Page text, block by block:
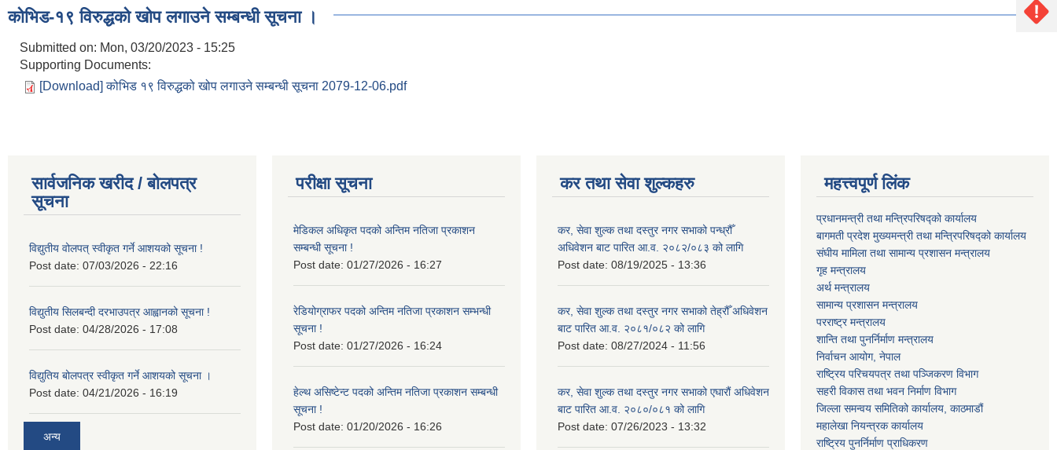
कोभिड-१९ विरुद्धको खोप लगाउने सम्बन्धी सूचना ।
Submitted on: Mon, 03/20/2023 - 15:25
Supporting Documents:
[Download] कोभिड १९ विरुद्धको खोप लगाउने सम्बन्धी सूचना 2079-12-06.pdf
सार्वजनिक खरीद / बोलपत्र
सूचना
विद्युतीय वोलपत् स्वीकृत गर्ने आशयको सूचना !
Post date: 07/03/2026 - 22:16
विद्युतीय सिलबन्दी दरभाउपत्र आह्वानको सूचना !
Post date: 04/28/2026 - 17:08
विद्युतिय बोलपत्र स्वीकृत गर्ने आशयको सूचना ।
Post date: 04/21/2026 - 16:19
अन्य
परीक्षा सूचना
मेडिकल अधिकृत पदको अन्तिम नतिजा प्रकाशन
सम्बन्धी सूचना !
Post date: 01/27/2026 - 16:27
रेडियोग्राफर पदको अन्तिम नतिजा प्रकाशन सम्भन्धी
सूचना !
Post date: 01/27/2026 - 16:24
हेल्थ असिष्टेन्ट पदको अन्तिम नतिजा प्रकाशन सम्बन्धी
सूचना !
Post date: 01/20/2026 - 16:26
कर तथा सेवा शुल्कहरु
कर, सेवा शुल्क तथा दस्तुर नगर सभाको पन्ध्रौँ
अधिवेशन बाट पारित आ.व. २०८२/०८३ को लागि
Post date: 08/19/2025 - 13:36
कर, सेवा शुल्क तथा दस्तुर नगर सभाको तेह्रौँ अधिवेशन
बाट पारित आ.व. २०८१/०८२ को लागि
Post date: 08/27/2024 - 11:56
कर, सेवा शुल्क तथा दस्तुर नगर सभाको एघारौं अधिवेशन
बाट पारित आ.व. २०८०/०८१ को लागि
Post date: 07/26/2023 - 13:32
महत्त्वपूर्ण लिंक
प्रधानमन्त्री तथा मन्त्रिपरिषद्को कार्यालय
बागमती प्रदेश मुख्यमन्त्री तथा मन्त्रिपरिषद्को कार्यालय
संघीय मामिला तथा सामान्य प्रशासन मन्त्रालय
गृह मन्त्रालय
अर्थ मन्त्रालय
सामान्य प्रशासन मन्त्रालय
परराष्ट्र मन्त्रालय
शान्ति तथा पुनर्निर्माण मन्त्रालय
निर्वाचन आयोग, नेपाल
राष्ट्रिय परिचयपत्र तथा पञ्जिकरण विभाग
सहरी विकास तथा भवन निर्माण विभाग
जिल्ला समन्वय समितिको कार्यालय, काठमाडौं
महालेखा नियन्त्रक कार्यालय
राष्ट्रिय पुनर्निर्माण प्राधिकरण